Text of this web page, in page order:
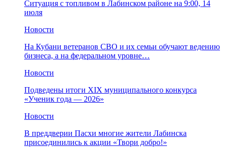
Ситуация с топливом в Лабинском районе на 9:00, 14
июля
Новости
На Кубани ветеранов СВО и их семьи обучают ведению
бизнеса, а на федеральном уровне…
Новости
Подведены итоги XIX муниципального конкурса
«Ученик года — 2026»
Новости
В преддверии Пасхи многие жители Лабинска
присоединились к акции «Твори добро!»